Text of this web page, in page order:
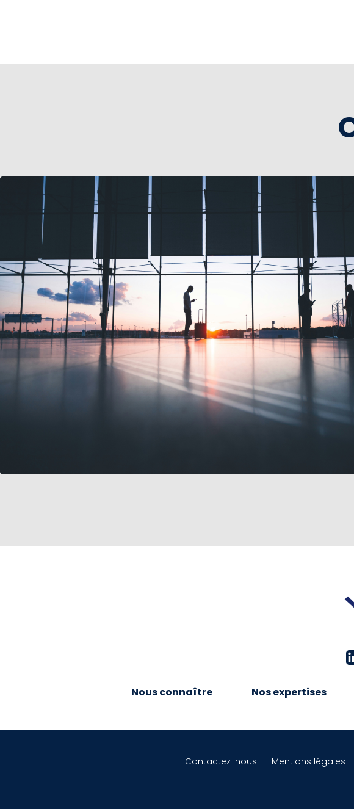
Nous connaître Nos expertises
Contactez-nous Mentions légales